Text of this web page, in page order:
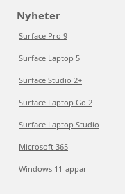
Nyheter
Surface Pro 9
Surface Laptop 5
Surface Studio 2+
Surface Laptop Go 2
Surface Laptop Studio
Microsoft 365
Windows 11-appar